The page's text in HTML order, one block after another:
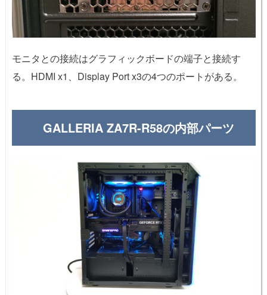
モニタとの接続はグラフィックボードの端子と接続す
る。HDMI x1、Display Port x3の4つのポートがある。
GALLERIA ZA7R-R58の内部パーツ